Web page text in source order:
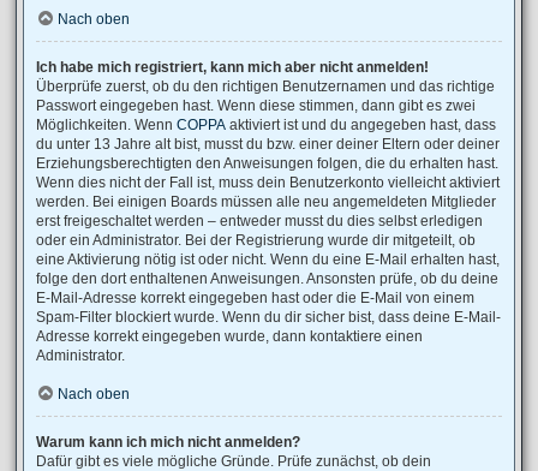
Nach oben
Ich habe mich registriert, kann mich aber nicht anmelden!
Überprüfe zuerst, ob du den richtigen Benutzernamen und das richtige
Passwort eingegeben hast. Wenn diese stimmen, dann gibt es zwei
Möglichkeiten. Wenn COPPA aktiviert ist und du angegeben hast, dass
du unter 13 Jahre alt bist, musst du bzw. einer deiner Eltern oder deiner
Erziehungsberechtigten den Anweisungen folgen, die du erhalten hast.
Wenn dies nicht der Fall ist, muss dein Benutzerkonto vielleicht aktiviert
werden. Bei einigen Boards müssen alle neu angemeldeten Mitglieder
erst freigeschaltet werden – entweder musst du dies selbst erledigen
oder ein Administrator. Bei der Registrierung wurde dir mitgeteilt, ob
eine Aktivierung nötig ist oder nicht. Wenn du eine E-Mail erhalten hast,
folge den dort enthaltenen Anweisungen. Ansonsten prüfe, ob du deine
E-Mail-Adresse korrekt eingegeben hast oder die E-Mail von einem
Spam-Filter blockiert wurde. Wenn du dir sicher bist, dass deine E-Mail-
Adresse korrekt eingegeben wurde, dann kontaktiere einen
Administrator.
Nach oben
Warum kann ich mich nicht anmelden?
Dafür gibt es viele mögliche Gründe. Prüfe zunächst, ob dein